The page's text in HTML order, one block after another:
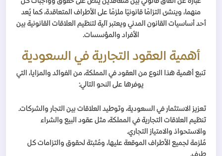
منهما، وينشئ التزامًا قانونيًا ملزمًا على الأطراف المتعاقدة، كما يُعد
أحد أساسيات القانون المدني ويعتبر آلية لتنظيم العلاقات القانونية بين
الأفراد والمؤسسات.
أهمية العقود التجارية في السعودية
تنبع أهمية هذا النوع من العقود في المملكة، من الفوائد والمزايا، التي
يوفرها على النحو التالي:
تعزيز الاستثمار في السعودية، وتوطيد العلاقات بين التجار والشركات.
تنظيم العلاقات التجارية في المملكة، مثل عقود البيع والشراء
والاستحواذ والامتياز التجاري.
مُلزمة لجميع الأطراف الموقعة عليها، ومُثبتة لحقوق والتزامات كل